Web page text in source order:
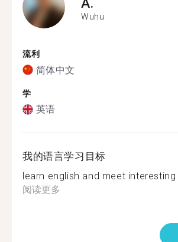
Wuhu
流利
简体中文
学
英语
我的语言学习目标
learn english and meet interesting
阅读更多